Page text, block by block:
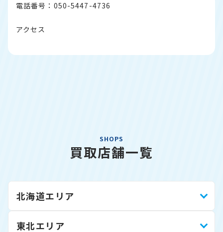
電話番号：050-5447-4736
アクセス
SHOPS
買取店舗一覧
北海道エリア
東北エリア